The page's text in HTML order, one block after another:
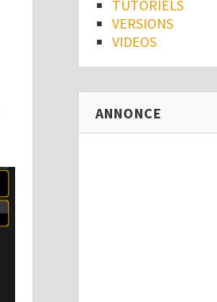
TUTORIELS
VERSIONS
VIDEOS
ANNONCE